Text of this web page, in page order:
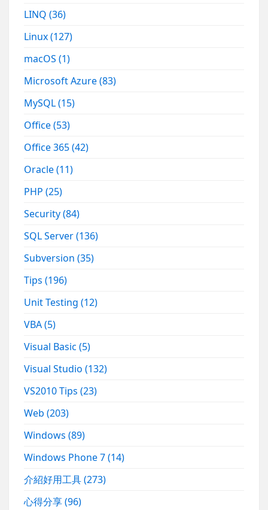
LINQ(36)
Linux(127)
macOS(1)
Microsoft Azure(83)
MySQL(15)
Office(53)
Office 365(42)
Oracle(11)
PHP(25)
Security(84)
SQL Server(136)
Subversion(35)
Tips(196)
Unit Testing(12)
VBA(5)
Visual Basic(5)
Visual Studio(132)
VS2010 Tips(23)
Web(203)
Windows(89)
Windows Phone 7(14)
介紹好用工具(273)
心得分享(96)